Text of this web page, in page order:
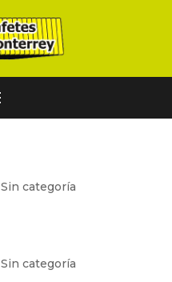
Sin categoría
Sin categoría